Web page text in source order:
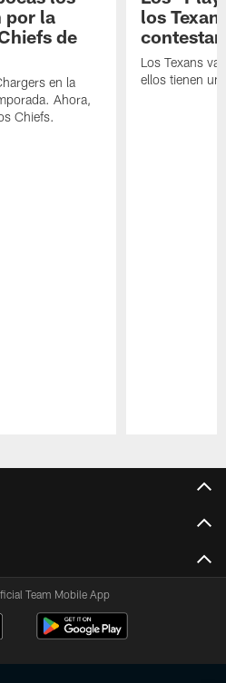
por la
de
en la
Ahora,
Chiefs.
los
contestar
Los Texans
ellos tienen un
Team Mobile App